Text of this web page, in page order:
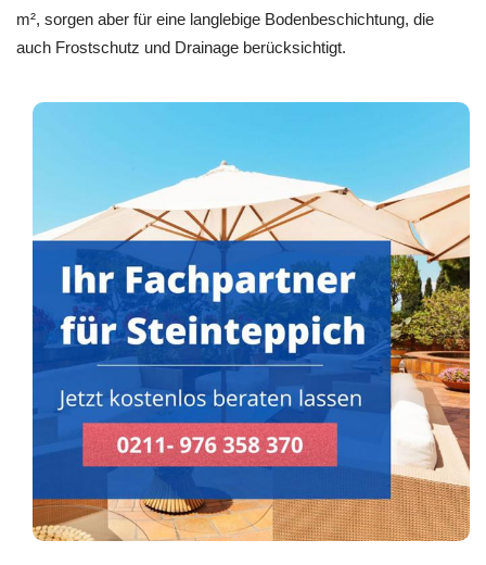
m², sorgen aber für eine langlebige Bodenbeschichtung, die
auch Frostschutz und Drainage berücksichtigt.